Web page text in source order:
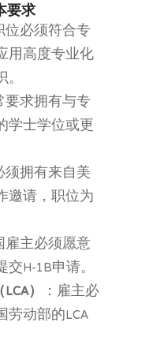
要求
位必须符合专
用高度专业化
要求拥有与专
学士学位或更
须拥有来自美
邀请，职位为
主必须愿意
H-1B申请。
） ：雇主必
动部的LCA